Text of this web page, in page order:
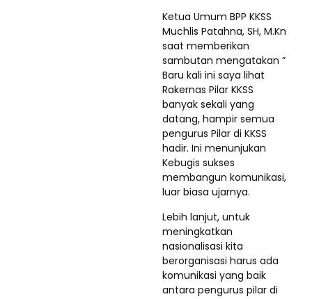
Ketua Umum BPP KKSS
Muchlis Patahna, SH, M.Kn
saat memberikan
sambutan mengatakan ”
Baru kali ini saya lihat
Rakernas Pilar KKSS
banyak sekali yang
datang, hampir semua
pengurus Pilar di KKSS
hadir. Ini menunjukan
Kebugis sukses
membangun komunikasi,
luar biasa ujarnya.
Lebih lanjut, untuk
meningkatkan
nasionalisasi kita
berorganisasi harus ada
komunikasi yang baik
antara pengurus pilar di